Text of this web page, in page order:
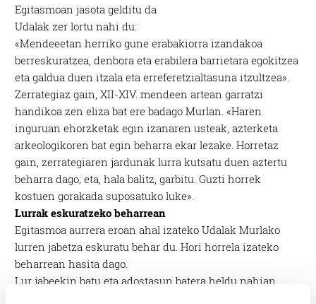
Egitasmoan jasota gelditu da
Udalak zer lortu nahi du:
«Mendeeetan herriko gune erabakiorra izandakoa
berreskuratzea, denbora eta erabilera barrietara egokitzea
eta galdua duen itzala eta erreferetzialtasuna itzultzea».
Zerrategiaz gain, XII-XIV. mendeen artean garratzi
handikoa zen eliza bat ere badago Murlan. «Haren
inguruan ehorzketak egin izanaren usteak, azterketa
arkeologikoren bat egin beharra ekar lezake. Horretaz
gain, zerrategiaren jardunak lurra kutsatu duen aztertu
beharra dago; eta, hala balitz, garbitu. Guzti horrek
kostuen gorakada suposatuko luke».
Lurrak eskuratzeko beharrean
Egitasmoa aurrera eroan ahal izateko Udalak Murlako
lurren jabetza eskuratu behar du. Hori horrela izateko
beharrean hasita dago.
Lur jabeekin batu eta adostasun batera heldu nahian